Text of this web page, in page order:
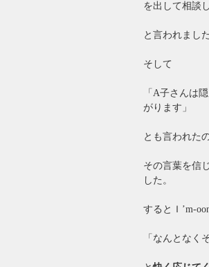
を出して相談
と言われました
そして
「A子さんは
がります」
とも言われた
その言葉を信
した。
するとＩ’m-
「なんとなく